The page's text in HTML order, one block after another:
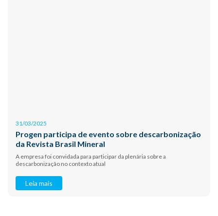
31/03/2025
Progen participa de evento sobre descarbonização
da Revista Brasil Mineral
A empresa foi convidada para participar da plenária sobre a
descarbonização no contexto atual
Leia mais